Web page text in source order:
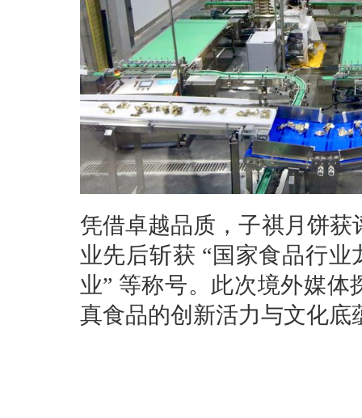
凭借卓越品质，子祺月饼获
业先后斩获 “国家食品行
业” 等称号。此次境外媒
真食品的创新活力与文化底